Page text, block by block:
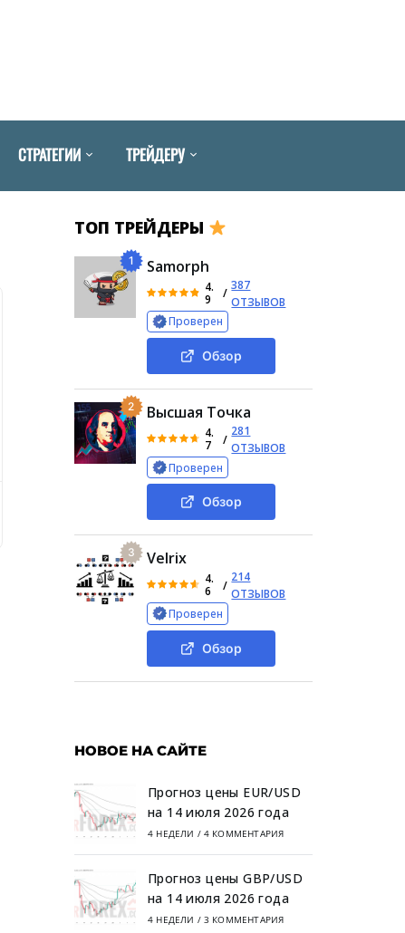
СТРАТЕГИИ ТРЕЙДЕРУ
Особенности канала Платные услуги
ТОП ТРЕЙДЕРЫ
1 Samorph
4.
9
/
387
ОТЗЫВОВ
Проверен
Обзор
2 Высшая Точка
4.
7
/
281
ОТЗЫВОВ
Проверен
Обзор
3 Velrix
4.
6
/
214
ОТЗЫВОВ
Проверен
Обзор
НОВОЕ НА САЙТЕ
Прогноз цены EUR/USD
на 14 июля 2026 года
4 НЕДЕЛИ / 4 КОММЕНТАРИЯ
Прогноз цены GBP/USD
на 14 июля 2026 года
4 НЕДЕЛИ / 3 КОММЕНТАРИЯ